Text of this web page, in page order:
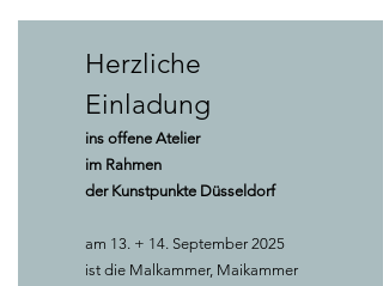
Herzliche
Einladung
ins offene Atelier
im Rahmen
der Kunstpunkte Düsseldorf
am 13. + 14. September 2025
ist die Malkammer, Maikammer